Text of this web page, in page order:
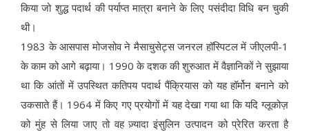
किया जो शुद्ध पदार्थ की पर्याप्त मात्रा बनाने के लिए पसंदीदा विधि बन चुकी
थी।
1983 के आसपास मोजसोव ने मैसाचुसेट्स जनरल हॉस्पिटल में जीएलपी-1
के काम को आगे बढ़ाया। 1990 के दशक की शुरुआत में वैज्ञानिकों ने सुझाया
था कि आंतों में उपस्थित कतिपय पदार्थ पैंक्रियास को यह हॉर्मोन बनाने को
उकसाते हैं। 1964 में किए गए प्रयोगों में यह देखा गया था कि यदि ग्लूकोज़
को मुंह से लिया जाए तो वह ज़्यादा इंसुलिन उत्पादन को प्रेरित करता है